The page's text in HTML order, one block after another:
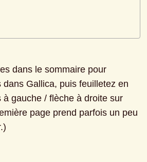
dans le sommaire pour
Gallica, puis feuilletez en
à gauche / flèche à droite sur
page prend parfois un peu